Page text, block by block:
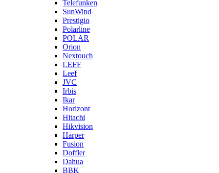
Telefunken
SunWind
Prestigio
Polarline
POLAR
Orion
Nextouch
LEFF
Leef
JVC
Irbis
Ikar
Horizont
Hitachi
Hikvision
Harper
Fusion
Doffler
Dahua
BBK